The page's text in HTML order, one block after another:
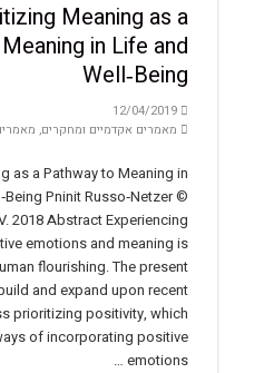
Meaning as a
in Life and
Well‑Being
12/04/2019
מאמרים אקדמיים ומחקרים,
as a Pathway to Meaning in
Pninit Russo‑Netzer ©
2018 Abstract Experiencing
emotions and meaning is
flourishing. The present
and expand upon recent
prioritizing positivity, which
of incorporating positive
emotions …